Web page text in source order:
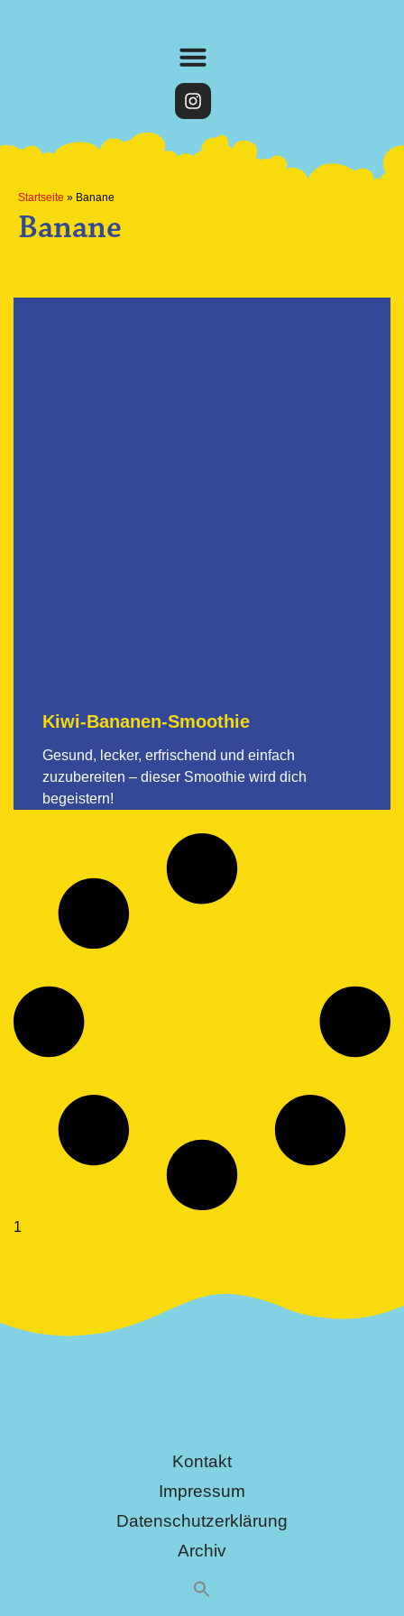
Startseite » Banane
Banane
Kiwi-Bananen-Smoothie
Gesund, lecker, erfrischend und einfach
zuzubereiten – dieser Smoothie wird dich
begeistern!
Kontakt
Impressum
Datenschutzerklärung
Archiv